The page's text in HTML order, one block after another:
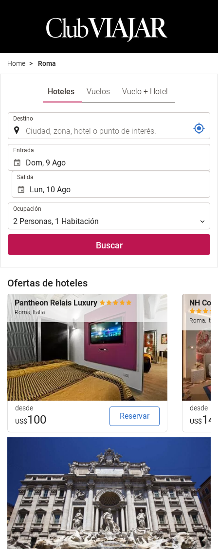
Home Roma
Hoteles Vuelos Vuelo + Hotel
Destino
Entrada
Salida
Ocupación
Ocupación
2 Personas, 1 Habitación
Buscar
Ofertas de hoteles
Pantheon Relais Luxury
Roma, Italia
desde
US$100 Reservar
NH
Roma,
desde
US$